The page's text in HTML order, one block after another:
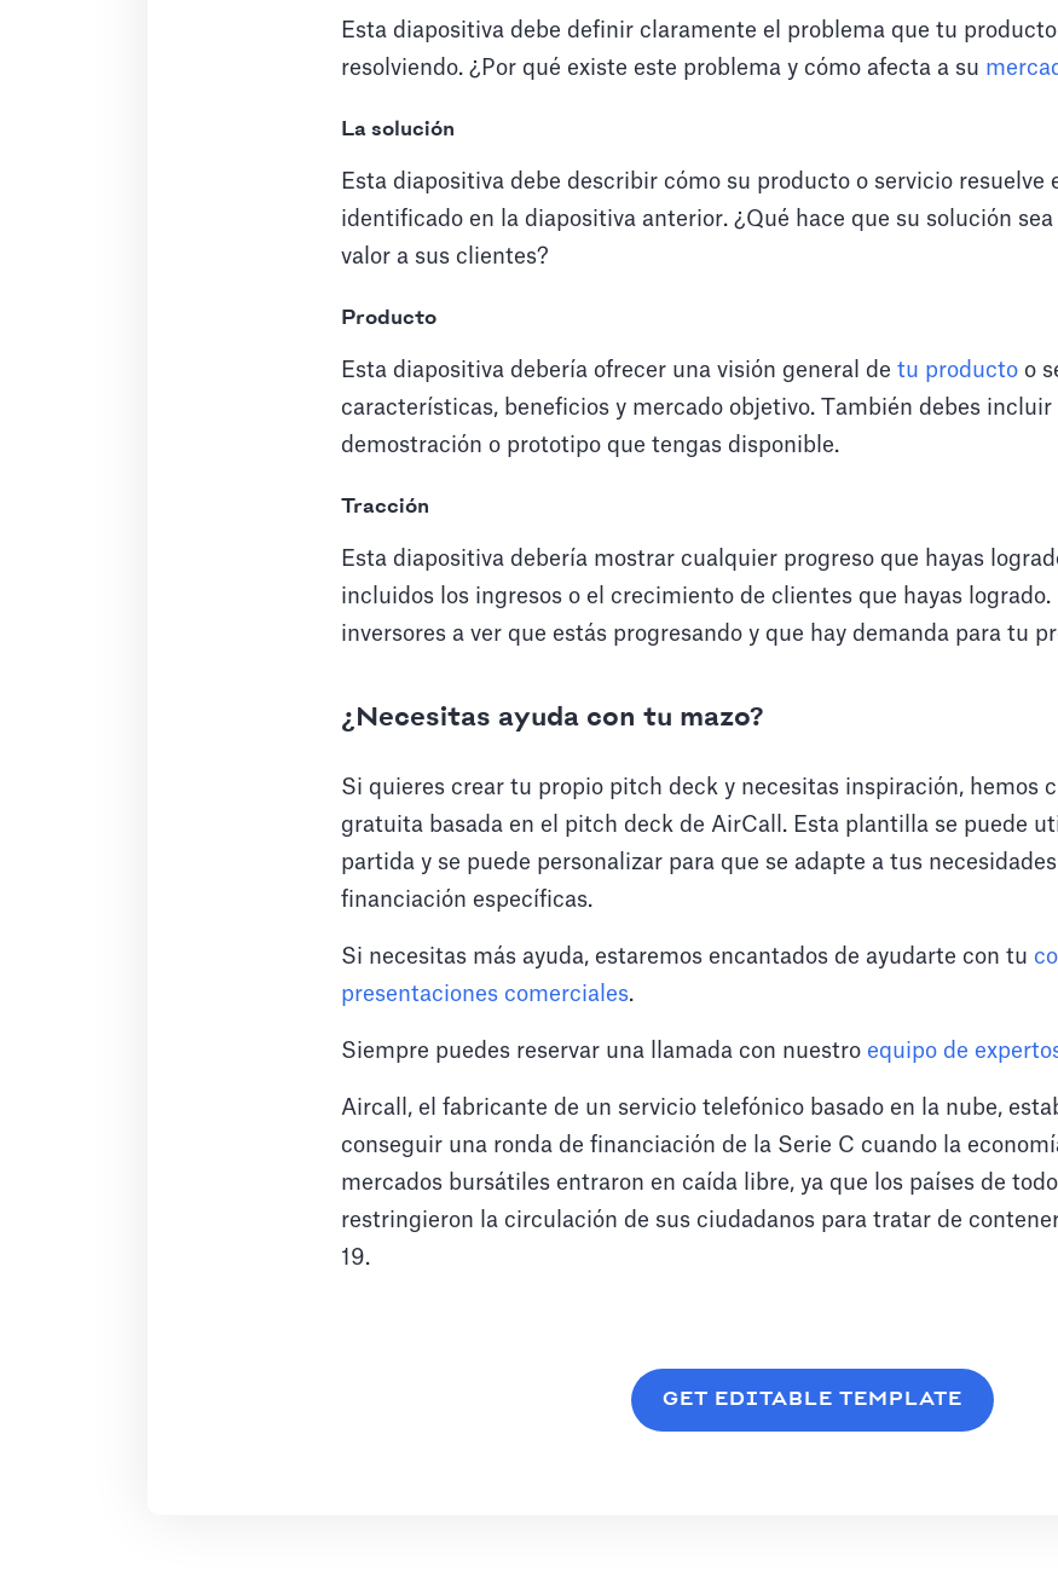
Esta diapositiva debe definir claramente el problema que tu
resolviendo. ¿Por qué existe este problema y cómo afecta a su
La solución
Esta diapositiva debe describir cómo su producto o servicio resuelve
identificado en la diapositiva anterior. ¿Qué hace que su solución
valor a sus clientes?
Producto
Esta diapositiva debería ofrecer una visión general de tu producto o
características, beneficios y mercado objetivo. También debes
demostración o prototipo que tengas disponible.
Tracción
Esta diapositiva debería mostrar cualquier progreso que hayas
incluidos los ingresos o el crecimiento de clientes que hayas logrado.
inversores a ver que estás progresando y que hay demanda para tu
¿Necesitas ayuda con tu mazo?
Si quieres crear tu propio pitch deck y necesitas inspiración, hemos
gratuita basada en el pitch deck de AirCall. Esta plantilla se puede
partida y se puede personalizar para que se adapte a tus
financiación específicas.
Si necesitas más ayuda, estaremos encantados de ayudarte con tu
presentaciones comerciales.
Siempre puedes reservar una llamada con nuestro equipo de
Aircall, el fabricante de un servicio telefónico basado en la nube,
conseguir una ronda de financiación de la Serie C cuando la
mercados bursátiles entraron en caída libre, ya que los países de
restringieron la circulación de sus ciudadanos para tratar de
19.
GET EDITABLE TEMPLATE